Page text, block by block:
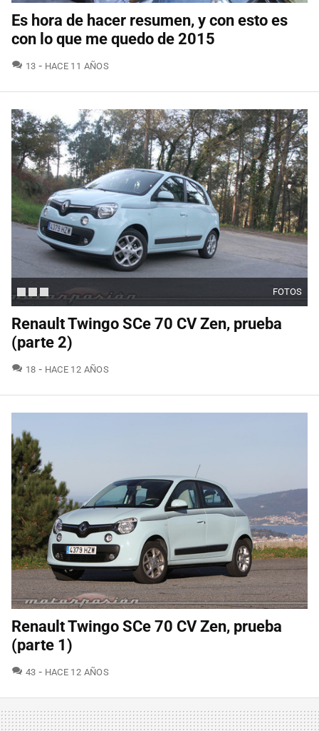
Es hora de hacer resumen, y con esto es
con lo que me quedo de 2015
13 COMENTARIOS
HACE 11 AÑOS
FOTOS
Renault Twingo SCe 70 CV Zen, prueba
(parte 2)
18 COMENTARIOS
HACE 12 AÑOS
Renault Twingo SCe 70 CV Zen, prueba
(parte 1)
43 COMENTARIOS
HACE 12 AÑOS